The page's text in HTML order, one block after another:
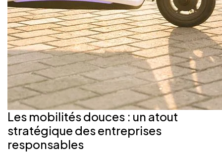
Les mobilités douces : un atout
stratégique des entreprises
responsables